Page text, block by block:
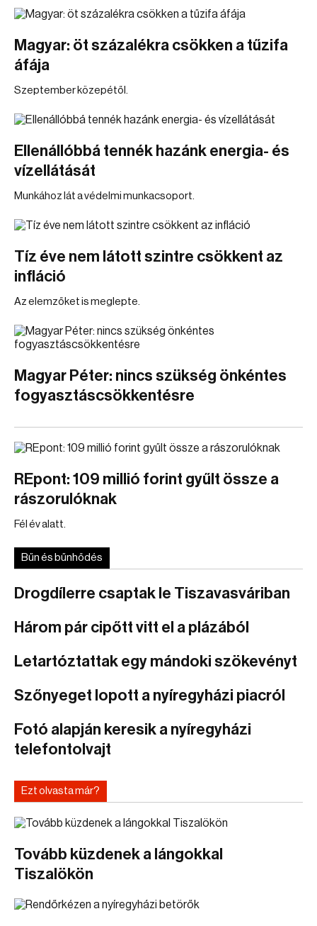
Magyar: öt százalékra csökken a tűzifa
áfája
Szeptember közepétől.
Ellenállóbbá tennék hazánk energia- és
vízellátását
Munkához lát a védelmi munkacsoport.
Tíz éve nem látott szintre csökkent az
infláció
Az elemzőket is meglepte.
Magyar Péter: nincs szükség önkéntes
fogyasztáscsökkentésre
REpont: 109 millió forint gyűlt össze a
rászorulóknak
Fél év alatt.
Bűn és bűnhődés
Drogdílerre csaptak le Tiszavasváriban
Három pár cipőtt vitt el a plázából
Letartóztattak egy mándoki szökevényt
Szőnyeget lopott a nyíregyházi piacról
Fotó alapján keresik a nyíregyházi
telefontolvajt
Ezt olvasta már?
Tovább küzdenek a lángokkal
Tiszalökön